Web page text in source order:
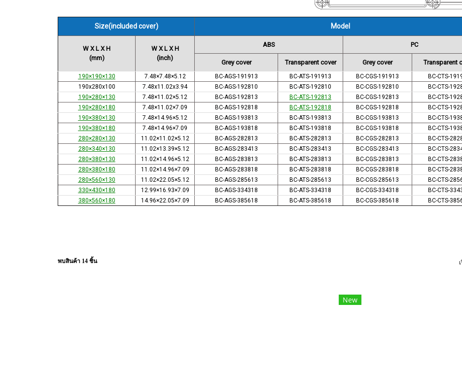
Size(included cover) Model
W X L X H
(mm)
W X L X H
(inch)
ABS PC
Grey cover Transparent cover Grey cover Transparent
190×190×130 7.48×7.48×5.12 BC-AGS-191913 BC-ATS-191913 BC-CGS-191913 BC-CTS-
190x280x100
7.48x11.02x3.94 BC-AGS-192810 BC-ATS-192810 BC-CGS-192810 BC-CTS-
190×280×130
7.48×11.02×5.12 BC-AGS-192813 BC-ATS-192813 BC-CGS-192813 BC-CTS-
190×280×180
7.48×11.02×7.09 BC-AGS-192818 BC-ATS-192818 BC-CGS-192818 BC-CTS-
190×380×130
7.48×14.96×5.12 BC-AGS-193813 BC-ATS-193813 BC-CGS-193813 BC-CTS-
190×380×180
7.48×14.96×7.09 BC-AGS-193818 BC-ATS-193818 BC-CGS-193818 BC-CTS-
280×280×130
11.02×11.02×5.12 BC-AGS-282813 BC-ATS-282813 BC-CGS-282813 BC-CTS-
280×340×130
11.02×13.39×5.12 BC-AGS-283413 BC-ATS-283413 BC-CGS-283413 BC-CTS-
280×380×130
11.02×14.96×5.12 BC-AGS-283813 BC-ATS-283813 BC-CGS-283813 BC-CTS-
280×380×180
11.02×14.96×7.09 BC-AGS-283818 BC-ATS-283818 BC-CGS-283818 BC-CTS-
280×560×130
11.02×22.05×5.12 BC-AGS-285613 BC-ATS-285613 BC-CGS-285613 BC-CTS-
330×430×180
12.99×16.93×7.09 BC-AGS-334318 BC-ATS-334318 BC-CGS-334318 BC-CTS-
380×560×180
14.96×22.05×7.09 BC-AGS-385618 BC-ATS-385618 BC-CGS-385618 BC-CTS-
พบสินค้า 14 ชิ้น
New